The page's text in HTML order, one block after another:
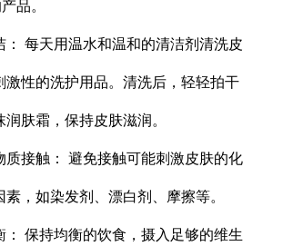
品。
： 每天用温水和温和的清洁剂清洗皮
激性的洗护用品。清洗后，轻轻拍干
肤霜，保持皮肤滋润。
质接触： 避免接触可能刺激皮肤的化
，如染发剂、漂白剂、摩擦等。
： 保持均衡的饮食，摄入足够的维生